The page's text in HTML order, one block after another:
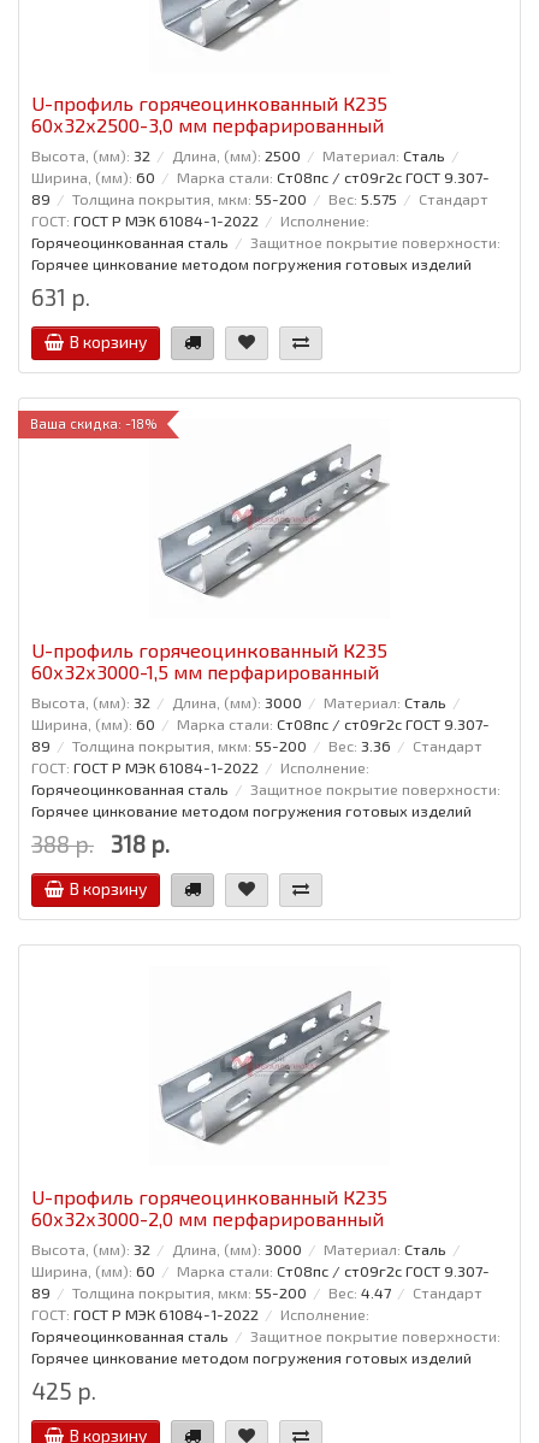
U-профиль горячеоцинкованный К235
60x32x2500-3,0 мм перфарированный
Высота, (мм): 32 Длина, (мм): 2500 Материал: Сталь
Ширина, (мм): 60 Марка стали: Ст08пс / ст09г2с ГОСТ 9.307-
89
Толщина покрытия, мкм: 55-200 Вес: 5.575
Стандарт
ГОСТ: ГОСТ Р МЭК 61084-1-2022
Исполнение:
Горячеоцинкованная сталь
Защитное покрытие поверхности:
Горячее цинкование методом погружения готовых изделий
631 р.
В корзину
Ваша скидка: -18%
U-профиль горячеоцинкованный К235
60x32x3000-1,5 мм перфарированный
Высота, (мм): 32 Длина, (мм): 3000 Материал: Сталь
Ширина, (мм): 60 Марка стали: Ст08пс / ст09г2с ГОСТ 9.307-
89
Толщина покрытия, мкм: 55-200 Вес: 3.36
Стандарт
ГОСТ: ГОСТ Р МЭК 61084-1-2022
Исполнение:
Горячеоцинкованная сталь
Защитное покрытие поверхности:
Горячее цинкование методом погружения готовых изделий
388 р. 318 р.
В корзину
U-профиль горячеоцинкованный К235
60x32x3000-2,0 мм перфарированный
Высота, (мм): 32 Длина, (мм): 3000 Материал: Сталь
Ширина, (мм): 60 Марка стали: Ст08пс / ст09г2с ГОСТ 9.307-
89
Толщина покрытия, мкм: 55-200 Вес: 4.47
Стандарт
ГОСТ: ГОСТ Р МЭК 61084-1-2022
Исполнение:
Горячеоцинкованная сталь
Защитное покрытие поверхности:
Горячее цинкование методом погружения готовых изделий
425 р.
В корзину